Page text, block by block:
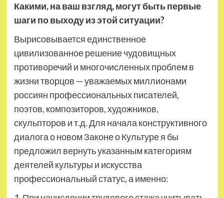
Какими, на ваш взгляд, могут быть первые
шаги по выходу из этой ситуации?
Вырисовывается единственное
цивилизованное решение чудовищных
противоречий и многочисленных проблем в
жизни творцов — уважаемых миллионами
россиян профессиональных писателей,
поэтов, композиторов, художников,
скульпторов и т.д. Для начала конструктивного
диалога о новом Законе о Культуре я бы
предложил вернуть указанным категориям
деятелей культуры и искусства
профессиональный статус, а именно: